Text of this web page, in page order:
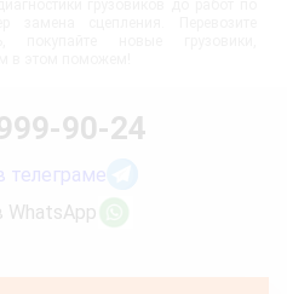
90-24
телеграме
WhatsApp